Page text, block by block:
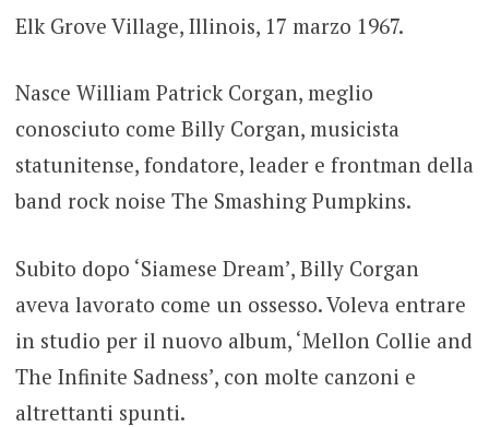
Elk Grove Village, Illinois, 17 marzo 1967.
Nasce William Patrick Corgan, meglio
conosciuto come Billy Corgan, musicista
statunitense, fondatore, leader e frontman della
band rock noise The Smashing Pumpkins.
Subito dopo ‘Siamese Dream’, Billy Corgan
aveva lavorato come un ossesso. Voleva entrare
in studio per il nuovo album, ‘Mellon Collie and
The Infinite Sadness’, con molte canzoni e
altrettanti spunti.